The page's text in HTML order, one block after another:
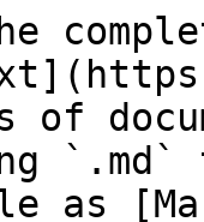
of
as